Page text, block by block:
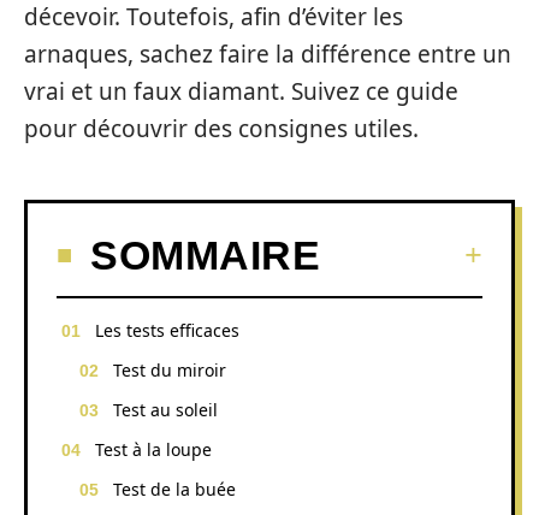
décevoir. Toutefois, afin d’éviter les
arnaques, sachez faire la différence entre un
vrai et un faux diamant. Suivez ce guide
pour découvrir des consignes utiles.
SOMMAIRE
Les tests efficaces
Test du miroir
Test au soleil
Test à la loupe
Test de la buée